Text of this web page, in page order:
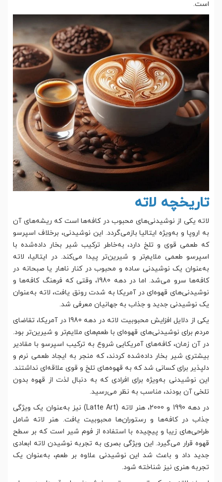
است.
تاریخچه لاته
لاته یکی از نوشیدنی‌های محبوب در کافه‌ها است که ریشه‌های آن
به اروپا و به‌ویژه ایتالیا بازمی‌گردد. این نوشیدنی، برخلاف اسپرسو
که طعمی قوی و تلخ دارد، به‌خاطر ترکیب شیر بخار داده‌شده با
اسپرسو طعمی ملایم‌تر و شیرین‌تر پیدا می‌کند. در ایتالیا، لاته
به‌عنوان یک نوشیدنی ساده و محبوب در کنار ناهار یا صبحانه در
کافه‌ها سرو می‌شد. اما در دهه 1980، وقتی که فرهنگ کافه‌ها و
نوشیدنی‌های قهوه‌ای در آمریکا به شدت رونق یافت، لاته به‌عنوان
یک نوشیدنی جدید و جذاب به جهانیان معرفی شد.
یکی از دلایل افزایش محبوبیت لاته در دهه 1980 در آمریکا، تقاضای
مردم برای نوشیدنی‌های قهوه‌ای با طعم‌های ملایم‌تر و شیرین‌تر بود.
در آن زمان، کافه‌های آمریکایی شروع به ترکیب اسپرسو با مقادیر
بیشتری شیر بخار داده‌شده کردند، که منجر به ایجاد طعمی نرم و
دلپذیر برای کسانی شد که به قهوه‌های تلخ و قوی علاقه‌ای نداشتند.
این نوشیدنی به‌ویژه برای افرادی که به دنبال لذت از قهوه بدون
تلخی آن بودند، مناسب به نظر می‌رسید.
در دهه 1990 و 2000، هنر لاته (Latte Art) نیز به‌عنوان یک ویژگی
جذاب در کافه‌ها و رستوران‌ها محبوبیت یافت. هنر لاته شامل
طراحی‌های زیبا و پیچیده با استفاده از فوم شیر است که بر سطح
قهوه قرار می‌گیرد. این ویژگی بصری به تجربه نوشیدن لاته ابعادی
جدید داد و باعث شد این نوشیدنی علاوه بر طعم، به‌عنوان یک
تجربه هنری نیز شناخته شود.